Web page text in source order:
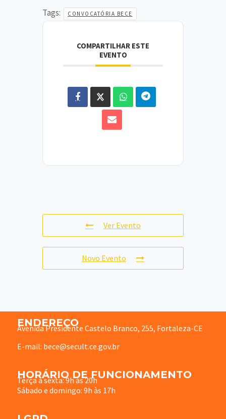
Tags: CONVOCATÓRIA BECE
COMPARTILHAR ESTE
EVENTO
Ver Evento
Novo Evento
ENDEREÇO
Avenida Presidente Castelo Branco, 255, Fortaleza-CE
E-mail: bece@secult.ce.gov.br
HORÁRIO DE FUNCIONAMENTO
Terça à sexta: 9h às 20h
Sábado e domingo: 9h às 17h